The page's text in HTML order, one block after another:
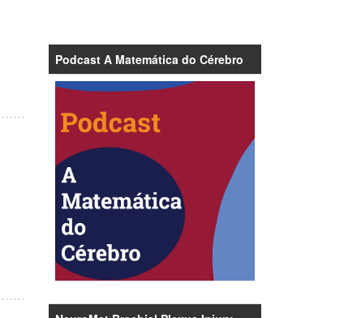
Podcast A Matemática do Cérebro